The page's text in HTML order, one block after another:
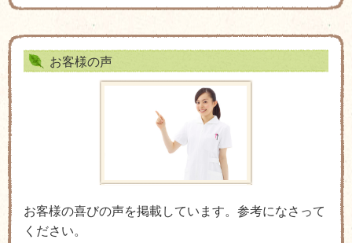
お客様の声
お客様の喜びの声を掲載しています。参考になさって
ください。